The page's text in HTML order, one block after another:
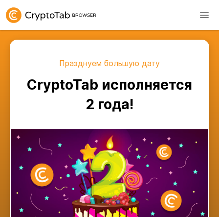
Празднуем большую дату
CryptoTab исполняется
2 года!